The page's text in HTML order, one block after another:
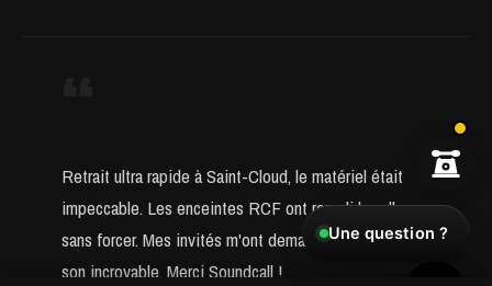
Retrait ultra rapide à Saint-Cloud, le matériel était
impeccable. Les enceintes RCF ont rempli la salle
sans forcer. Mes invités m'ont demandé d'où venait ce
son incroyable. Merci Soundcall !
Une question ?